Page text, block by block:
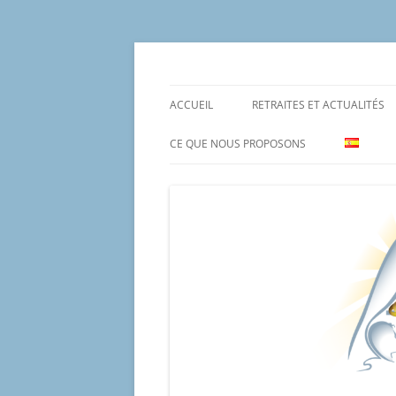
Aller
ACCUEIL RETRAITES ET ACTUALITÉS
CE QUE NOUS PROPOSONS